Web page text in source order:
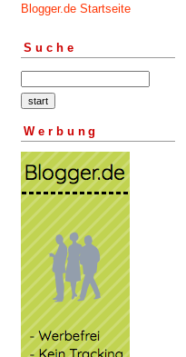
Blogger.de Startseite
Suche
Werbung